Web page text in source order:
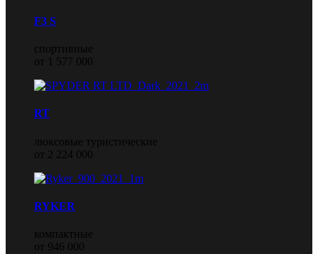
F3 S
спортивные
от 1 577 000
RT
люксовые туристические
от 2 224 000
RYKER
компактные
от 946 000